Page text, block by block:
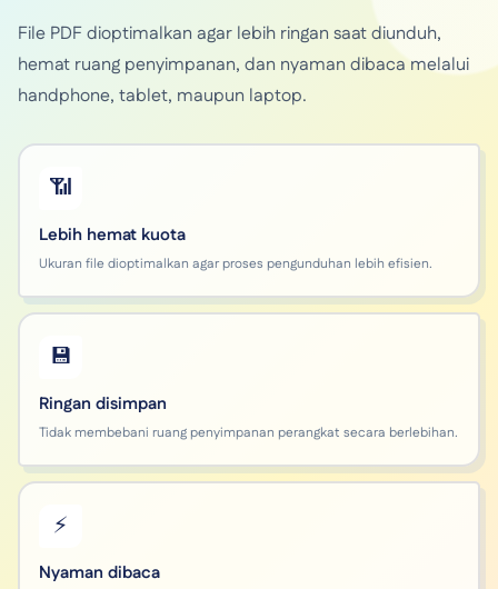
File PDF dioptimalkan agar lebih ringan saat diunduh,
hemat ruang penyimpanan, dan nyaman dibaca melalui
handphone, tablet, maupun laptop.
📶
Lebih hemat kuota
Ukuran file dioptimalkan agar proses pengunduhan lebih efisien.
💾
Ringan disimpan
Tidak membebani ruang penyimpanan perangkat secara berlebihan.
⚡
Nyaman dibaca